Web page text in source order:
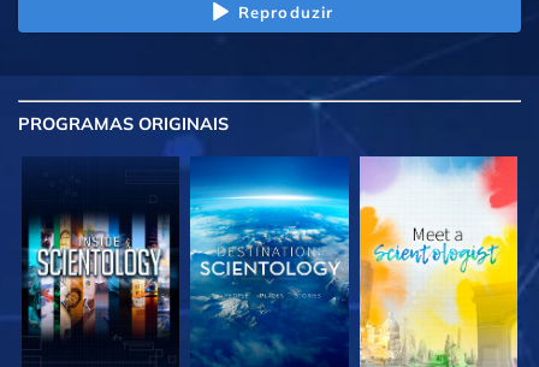
Reproduzir
PROGRAMAS ORIGINAIS